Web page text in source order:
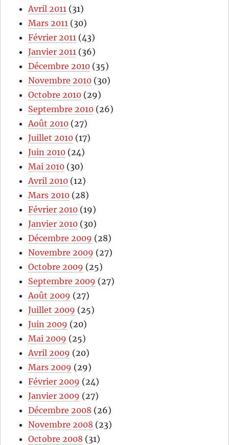
Avril 2011 (31)
Mars 2011 (30)
Février 2011 (43)
Janvier 2011 (36)
Décembre 2010 (35)
Novembre 2010 (30)
Octobre 2010 (29)
Septembre 2010 (26)
Août 2010 (27)
Juillet 2010 (17)
Juin 2010 (24)
Mai 2010 (30)
Avril 2010 (12)
Mars 2010 (28)
Février 2010 (19)
Janvier 2010 (30)
Décembre 2009 (28)
Novembre 2009 (27)
Octobre 2009 (25)
Septembre 2009 (27)
Août 2009 (27)
Juillet 2009 (25)
Juin 2009 (20)
Mai 2009 (25)
Avril 2009 (20)
Mars 2009 (29)
Février 2009 (24)
Janvier 2009 (27)
Décembre 2008 (26)
Novembre 2008 (23)
Octobre 2008 (31)